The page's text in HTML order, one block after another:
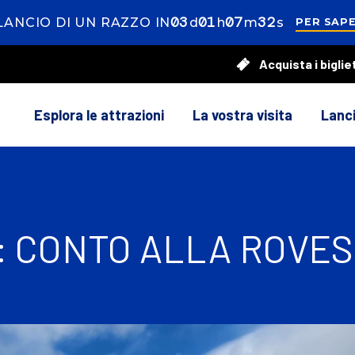
DI UN RAZZO IN03 days
01 hour
07minutes
31s econds
PER
Acquista i
Esplora le attrazioni La vostra visita
ALLA